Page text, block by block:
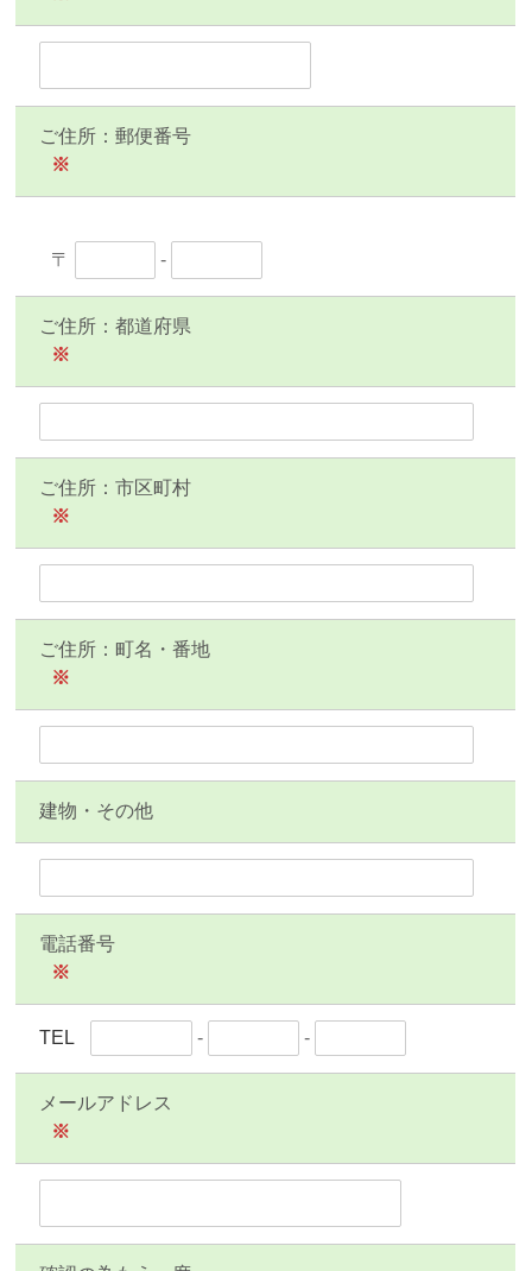
ご住所：郵便番号
※
〒 -
ご住所：都道府県
※
ご住所：市区町村
※
ご住所：町名・番地
※
建物・その他
電話番号
※
TEL - -
メールアドレス
※